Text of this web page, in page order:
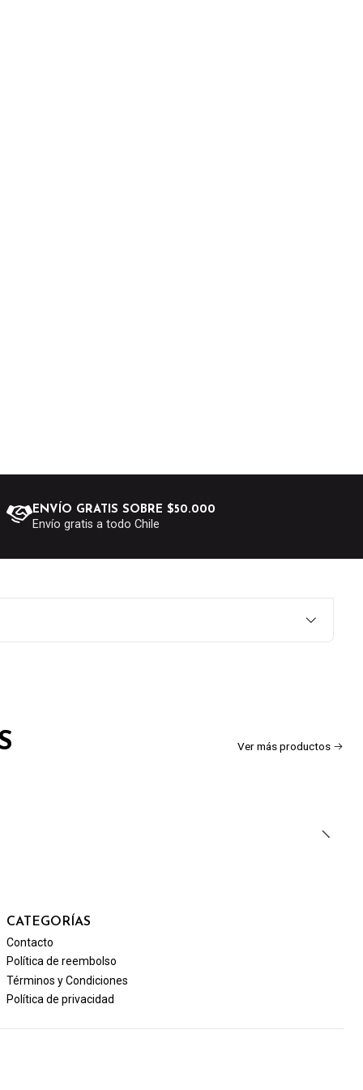
ENVÍO GRATIS SOBRE $50.000
Envío gratis a todo Chile
Ver más productos
CATEGORÍAS
Contacto
Política de reembolso
Términos y Condiciones
Política de privacidad